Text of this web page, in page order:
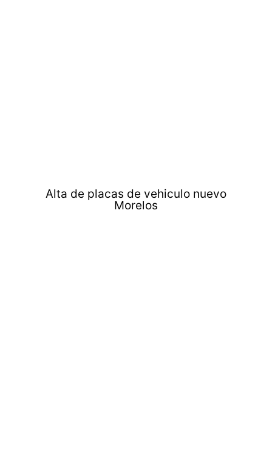
Alta de placas de vehiculo nuevo
Morelos